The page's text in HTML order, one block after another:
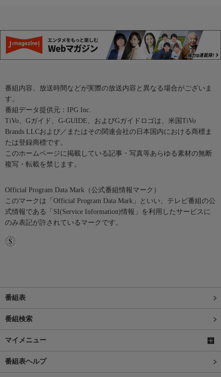
番組内容、放送時間などが実際の放送内容と異なる場合がございま
す。
番組データ提供元：IPG Inc.
TiVo、Gガイド、G-GUIDE、およびGガイドロゴは、米国TiVo
Brands LLCおよび／またはその関連会社の日本国内における商標ま
たは登録商標です。
このホームページに掲載している記事・写真等あらゆる素材の無断
複写・転載を禁じます。
Official Program Data Mark（公式番組情報マーク）
このマークは「Official Program Data Mark」といい、テレビ番組の公
式情報である「SI(Service Information)情報」を利用したサービスに
のみ表記が許されているマークです。
番組表
番組検索
マイメニュー
番組表ヘルプ